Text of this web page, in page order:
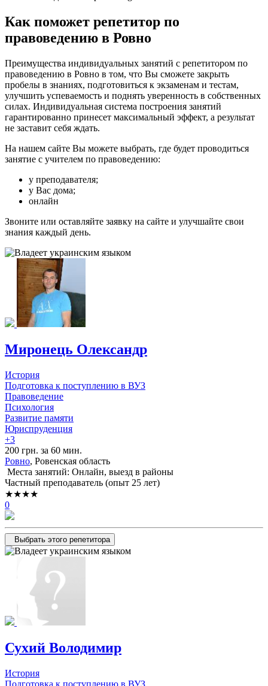
Как поможет репетитор по
правоведению в Ровно
Преимущества индивидуальных занятий с репетитором по
правоведению в Ровно в том, что Вы сможете закрыть
пробелы в знаниях, подготовиться к экзаменам и тестам,
улучшить успеваемость и поднять уверенность в собственных
силах. Индивидуальная система построения занятий
гарантированно принесет максимальный эффект, а результат
не заставит себя ждать.
На нашем сайте Вы можете выбрать, где будет проводиться
занятие с учителем по правоведению:
у преподавателя;
у Вас дома;
онлайн
Звоните или оставляйте заявку на сайте и улучшайте свои
знания каждый день.
Миронець Олександр
История
Подготовка к поступлению в ВУЗ
Правоведение
Психология
Развитие памяти
Юриспруденция
+3
200 грн. за 60 мин.
Ровно, Ровенская область
Места занятий: Онлайн, выезд в районы
Частный преподаватель (опыт 25 лет)
★★★★
0
Выбрать этого репетитора
Сухий Володимир
История
Подготовка к поступлению в ВУЗ